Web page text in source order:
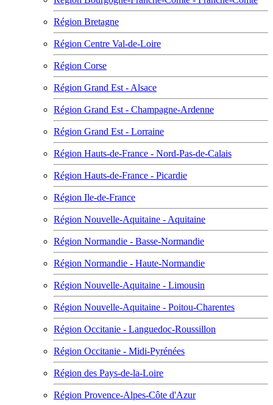
Région Bretagne
Région Centre Val-de-Loire
Région Corse
Région Grand Est - Alsace
Région Grand Est - Champagne-Ardenne
Région Grand Est - Lorraine
Région Hauts-de-France - Nord-Pas-de-Calais
Région Hauts-de-France - Picardie
Région Ile-de-France
Région Nouvelle-Aquitaine - Aquitaine
Région Normandie - Basse-Normandie
Région Normandie - Haute-Normandie
Région Nouvelle-Aquitaine - Limousin
Région Nouvelle-Aquitaine - Poitou-Charentes
Région Occitanie - Languedoc-Roussillon
Région Occitanie - Midi-Pyrénées
Région des Pays-de-la-Loire
Région Provence-Alpes-Côte d'Azur